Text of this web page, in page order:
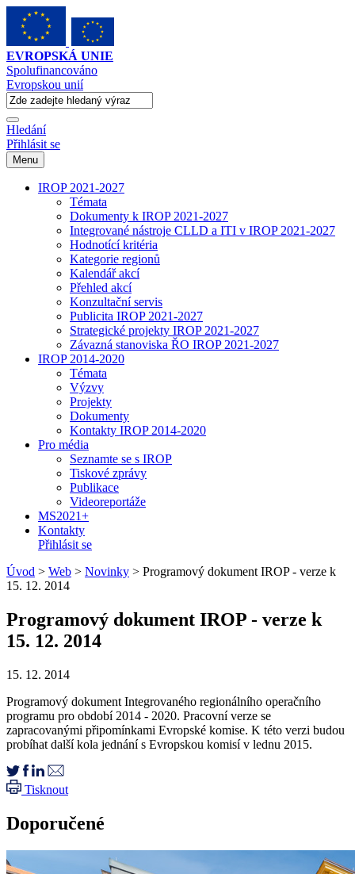
EVROPSKÁ UNIE
Spolufinancováno
Evropskou unií
Hledání
Přihlásit se
Menu
IROP 2021-2027
Témata
Dokumenty k IROP 2021-2027
Integrované nástroje CLLD a ITI v IROP 2021-2027
Hodnotící kritéria
Kategorie regionů
Kalendář akcí
Přehled akcí
Konzultační servis
Publicita IROP 2021-2027
Strategické projekty IROP 2021-2027
Závazná stanoviska ŘO IROP 2021-2027
IROP 2014-2020
Témata
Výzvy
Projekty
Dokumenty
Kontakty IROP 2014-2020
Pro média
Seznamte se s IROP
Tiskové zprávy
Publikace
Videoreportáže
MS2021+
Kontakty
Přihlásit se
Úvod > Web > Novinky > Programový dokument IROP - verze k
15. 12. 2014
Programový dokument IROP - verze k
15. 12. 2014
15. 12. 2014
Programový dokument Integrovaného regionálního operačního
programu pro období 2014 - 2020. Pracovní verze se
zapracovanými připomínkami Evropské komise. K této verzi budou
probíhat další kola jednání s Evropskou komisí v lednu 2015.
Tisknout
Doporučené